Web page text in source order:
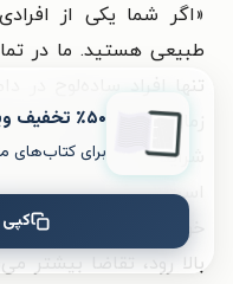
«اگر شما یکی از
طبیعی هستید. ما در
تنها افراد ساده‌لوح در
زمانی‌که که فردی دیگر
شرایطی که اطلاعاتی
است که دستان کوچک
خواهان دنباله‌روی
بالا رود، تقاضا بیشتر
٪۵۰ تخفیف ویژۀ اولین خرید
برای کتاب‌های